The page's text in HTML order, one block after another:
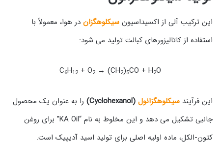
این ترکیب آلی از اکسیداسیون سیکلوهگزان در هوا، معمولاً با
استفاده از کاتالیزورهای کبالت تولید می شود:
C6H12+ O2→ (CH2)5CO + H2O
این فرآیند سیکلوهگزانول (Cyclohexanol)
را به عنوان یک محصول
جانبی تشکیل می دهد و این مخلوط به نام “KA Oil” برای روغن
کتون-الکل، ماده اولیه اصلی برای تولید اسید آدیپیک است.